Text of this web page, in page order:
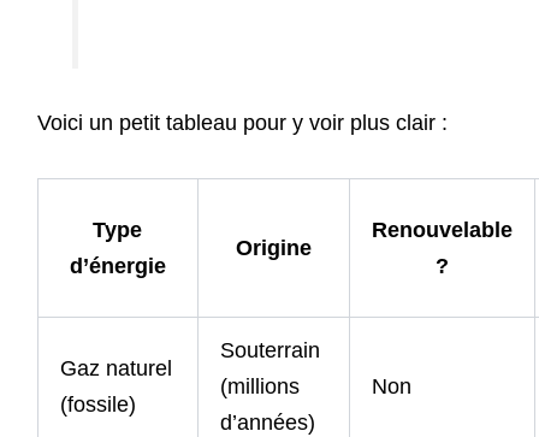
Voici un petit tableau pour y voir plus clair :
Type
d’énergie
Origine
Renouvelable
?
Gaz naturel
(fossile)
Souterrain
(millions
d’années)
Non